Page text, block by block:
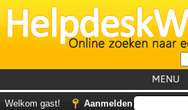
MENU
Welkom gast!
Aanmelden